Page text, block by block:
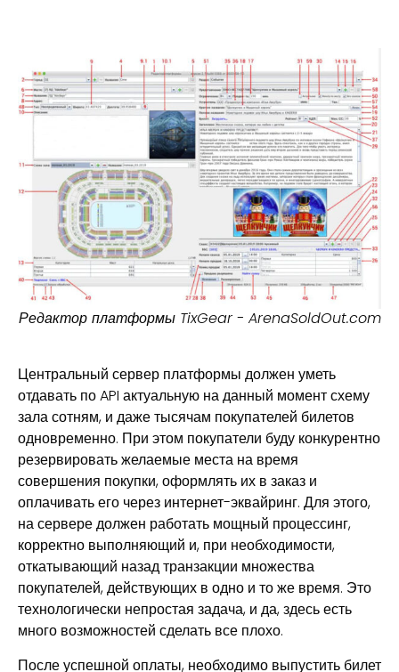
Редактор платформы TixGear - ArenaSoldOut.com
Центральный сервер платформы должен уметь
отдавать по API актуальную на данный момент схему
зала сотням, и даже тысячам покупателей билетов
одновременно. При этом покупатели буду конкурентно
резервировать желаемые места на время
совершения покупки, оформлять их в заказ и
оплачивать его через интернет-эквайринг. Для этого,
на сервере должен работать мощный процессинг,
корректно выполняющий и, при необходимости,
откатывающий назад транзакции множества
покупателей, действующих в одно и то же время. Это
технологически непростая задача, и да, здесь есть
много возможностей сделать все плохо.
После успешной оплаты, необходимо выпустить билет